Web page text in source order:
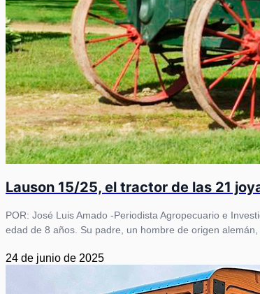
Lauson 15/25, el tractor de las 21
POR: José Luis Amado -Periodista Agropecuario e
edad de 8 años. Su padre, un hombre de origen
24 de junio de 2025